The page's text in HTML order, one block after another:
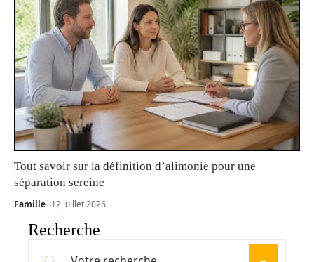
Tout savoir sur la définition d’alimonie pour une
séparation sereine
Famille 12 juillet 2026
Recherche